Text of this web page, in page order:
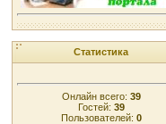
Статистика
Онлайн всего: 39
Гостей: 39
Пользователей: 0